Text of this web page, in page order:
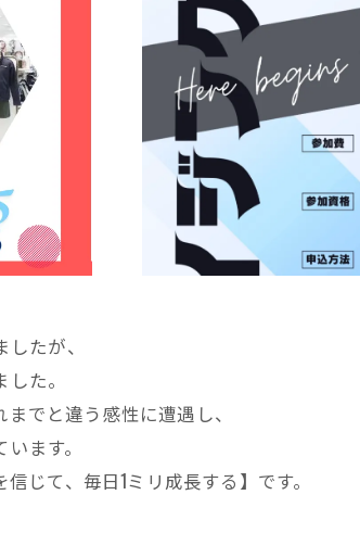
たが、
た。
でと違う感性に遭遇し、
ます。
じて、毎日1ミリ成長する】です。